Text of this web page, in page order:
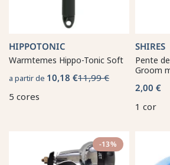
HIPPOTONIC
Warmtemes Hippo-Tonic Soft
a partir de 10,18 €11,99 €
5 cores
SHIRES
Pente
Groom
2,00 €
1 cor
-13%